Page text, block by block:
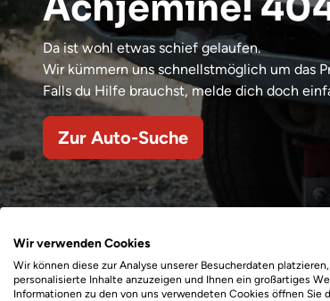
Da ist wohl etwas schief gelaufen.
Wir kümmern uns schnellstmöglich um das
Falls du Hilfe brauchst, melde dich doch
Zur Auto-Suche
Wir verwenden Cookies
Wir können diese zur Analyse unserer Besucherdaten
personalisierte Inhalte anzuzeigen und Ihnen ein großartiges
Informationen zu den von uns verwendeten Cookies öffnen Sie